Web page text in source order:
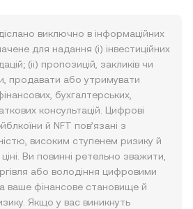
виключно в інформаційних
для надання (i) інвестиційних
(ii) пропозицій, закликів чи
продавати або утримувати
бухгалтерських,
консультацій. Цифрові
й NFT пов’язані з
високим ступенем ризику й
Ви повинні ретельно зважити,
або володіння цифровими
ваше фінансове становище й
Якщо у вас виникнуть